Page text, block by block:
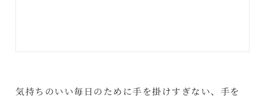
気持ちのいい毎日のために手を掛けすぎない、手を